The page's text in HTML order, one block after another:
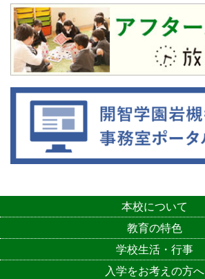
本校について
教育の特色
学校生活・行事
入学をお考えの方へ